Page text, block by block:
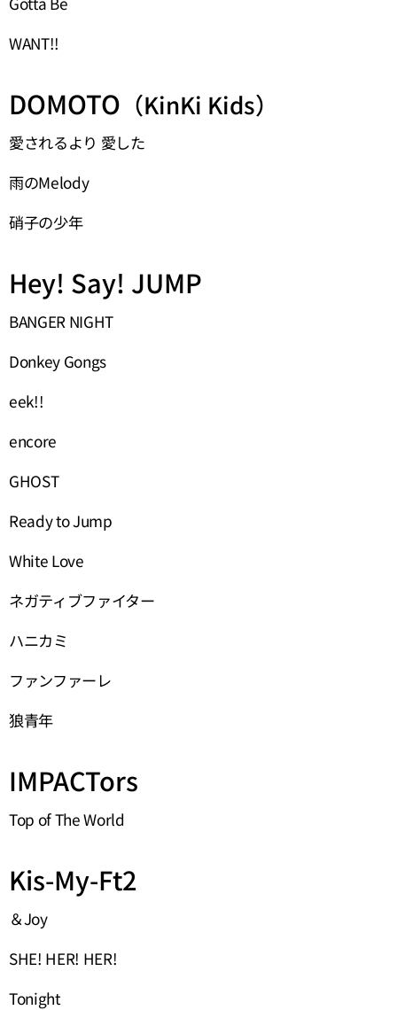
WANT!!
DOMOTO （KinKi Kids）
愛されるより 愛した
雨のMelody
硝子の少年
Hey! Say! JUMP
BANGER NIGHT
Donkey Gongs
eek!!
encore
GHOST
Ready to Jump
White Love
ネガティブファイター
ハニカミ
ファンファーレ
狼青年
IMPACTors
Top of The World
Kis-My-Ft2
＆Joy
SHE! HER! HER!
Tonight